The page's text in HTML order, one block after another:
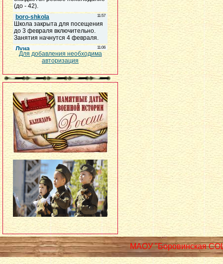
Для добавления необходима
авторизация
МАОУ "Боровинская